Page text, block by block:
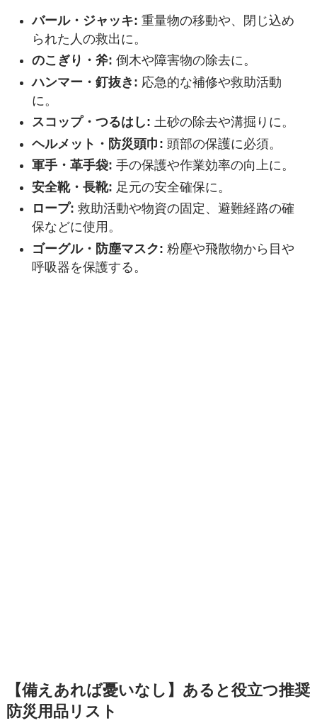
バール・ジャッキ: 重量物の移動や、閉じ込め
られた人の救出に。
のこぎり・斧: 倒木や障害物の除去に。
ハンマー・釘抜き: 応急的な補修や救助活動
に。
スコップ・つるはし: 土砂の除去や溝掘りに。
ヘルメット・防災頭巾: 頭部の保護に必須。
軍手・革手袋: 手の保護や作業効率の向上に。
安全靴・長靴: 足元の安全確保に。
ロープ: 救助活動や物資の固定、避難経路の確
保などに使用。
ゴーグル・防塵マスク: 粉塵や飛散物から目や
呼吸器を保護する。
【備えあれば憂いなし】あると役立つ推奨
防災用品リスト